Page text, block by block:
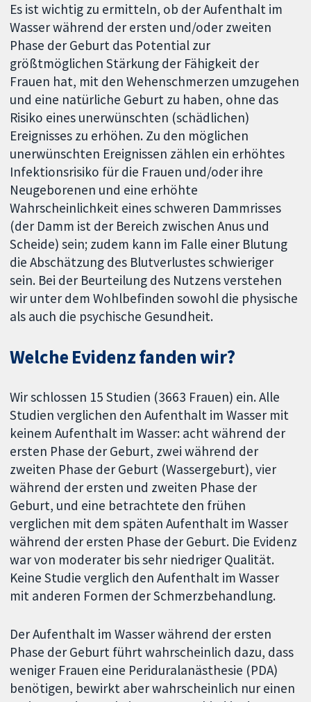
Es ist wichtig zu ermitteln, ob der Aufenthalt im
Wasser während der ersten und/oder zweiten
Phase der Geburt das Potential zur
größtmöglichen Stärkung der Fähigkeit der
Frauen hat, mit den Wehenschmerzen umzugehen
und eine natürliche Geburt zu haben, ohne das
Risiko eines unerwünschten (schädlichen)
Ereignisses zu erhöhen. Zu den möglichen
unerwünschten Ereignissen zählen ein erhöhtes
Infektionsrisiko für die Frauen und/oder ihre
Neugeborenen und eine erhöhte
Wahrscheinlichkeit eines schweren Dammrisses
(der Damm ist der Bereich zwischen Anus und
Scheide) sein; zudem kann im Falle einer Blutung
die Abschätzung des Blutverlustes schwieriger
sein. Bei der Beurteilung des Nutzens verstehen
wir unter dem Wohlbefinden sowohl die physische
als auch die psychische Gesundheit.
Welche Evidenz fanden wir?
Wir schlossen 15 Studien (3663 Frauen) ein. Alle
Studien verglichen den Aufenthalt im Wasser mit
keinem Aufenthalt im Wasser: acht während der
ersten Phase der Geburt, zwei während der
zweiten Phase der Geburt (Wassergeburt), vier
während der ersten und zweiten Phase der
Geburt, und eine betrachtete den frühen
verglichen mit dem späten Aufenthalt im Wasser
während der ersten Phase der Geburt. Die Evidenz
war von moderater bis sehr niedriger Qualität.
Keine Studie verglich den Aufenthalt im Wasser
mit anderen Formen der Schmerzbehandlung.
Der Aufenthalt im Wasser während der ersten
Phase der Geburt führt wahrscheinlich dazu, dass
weniger Frauen eine Periduralanästhesie (PDA)
benötigen, bewirkt aber wahrscheinlich nur einen